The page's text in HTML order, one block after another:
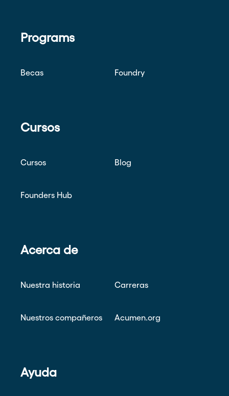
Programs
Becas Foundry
Cursos
Cursos Blog
Founders Hub
Acerca de
Nuestra historia Carreras
Nuestros compañeros Acumen.org
Ayuda